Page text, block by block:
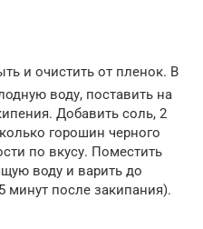
и очистить от пленок. В
воду, поставить на
Добавить соль, 2
горошин черного
по вкусу. Поместить
воду и варить до
минут после закипания).